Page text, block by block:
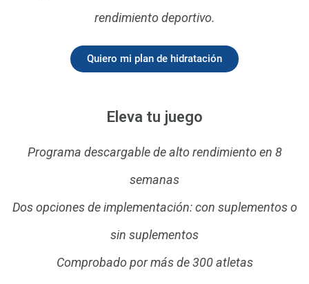
rendimiento deportivo.
Quiero mi plan de hidratación
Eleva tu juego
Programa descargable de alto rendimiento en 8
semanas
Dos opciones de implementación: con suplementos o
sin suplementos
Comprobado por más de 300 atletas